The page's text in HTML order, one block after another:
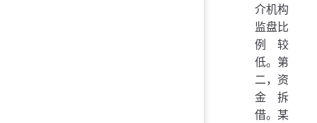
介机构
监盘比
例较
低。第
二，资
金拆
借。某